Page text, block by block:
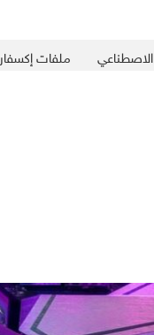
الاصطناعي ملفات إكسفار